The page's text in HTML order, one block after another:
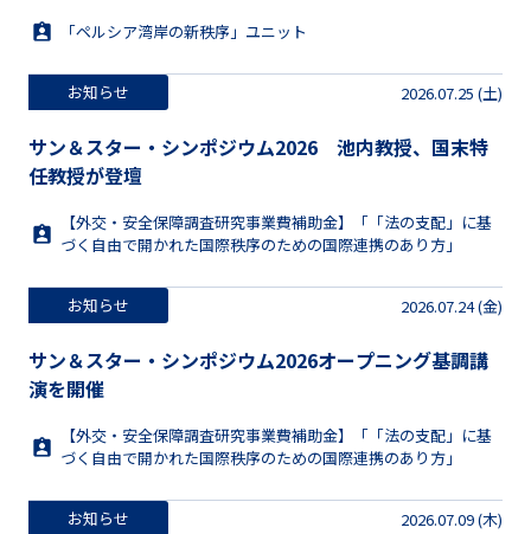
「ペルシア湾岸の新秩序」ユニット
お知らせ 2026.07.25 (土)
サン＆スター・シンポジウム2026 池内教授、国末特
任教授が登壇
【外交・安全保障調査研究事業費補助金】「「法の支配」に基
づく自由で開かれた国際秩序のための国際連携のあり方」
お知らせ 2026.07.24 (金)
サン＆スター・シンポジウム2026オープニング基調講
演を開催
【外交・安全保障調査研究事業費補助金】「「法の支配」に基
づく自由で開かれた国際秩序のための国際連携のあり方」
お知らせ 2026.07.09 (木)